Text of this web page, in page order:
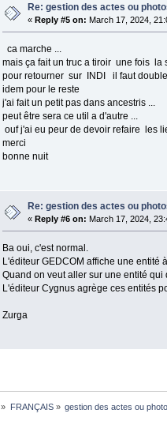
Re: gestion des actes ou
« Reply #5 on: March 17, 2024,
ca marche ...
mais ça fait un truc a tiroir une fois la
pour retourner sur INDI il faut
idem pour le reste
j'ai fait un petit pas dans ancestris ...
peut être sera ce util a d'autre ...
ouf j'ai eu peur de devoir refaire les
merci
bonne nuit
Re: gestion des actes ou
« Reply #6 on: March 17, 2024,
Ba oui, c'est normal.
L'éditeur GEDCOM affiche une entité
Quand on veut aller sur une entité
L'éditeur Cygnus agrège ces entités
Zurga
» FRANÇAIS» gestion des actes ou